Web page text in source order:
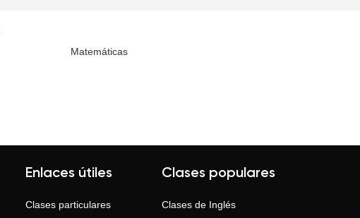
Matemáticas
Enlaces útiles
Clases particulares
Clases populares
Clases de Inglés